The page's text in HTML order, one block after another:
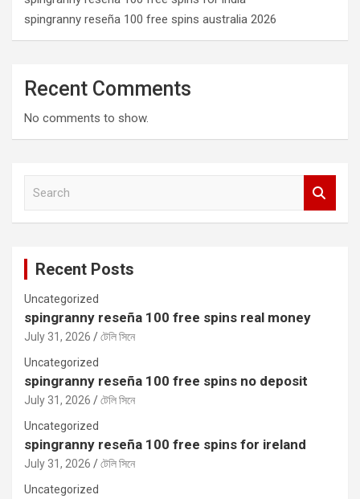
spingranny reseña 100 free spins australia 2026
Recent Comments
No comments to show.
Recent Posts
Uncategorized
spingranny reseña 100 free spins real money
July 31, 2026
টেলি সিনে
Uncategorized
spingranny reseña 100 free spins no deposit
July 31, 2026
টেলি সিনে
Uncategorized
spingranny reseña 100 free spins for ireland
July 31, 2026
টেলি সিনে
Uncategorized